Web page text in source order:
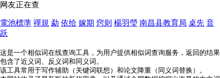
网友正在查
電池標準 禪規 勐 依给 嫁期 窍则 楊羽瑩 南昌县教育局 桌先 音
跃
这是一个相似词在线查询工具，为用户提供相似词查询服务，返回的结果
包含了近义词、反义词和同义词。
该工具常用于写作辅助（关键词联想）和论文降重（同义词替换）。